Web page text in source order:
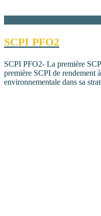
SCPI PFO2
SCPI PFO2- La première
première SCPI de rendement
environnementale dans sa